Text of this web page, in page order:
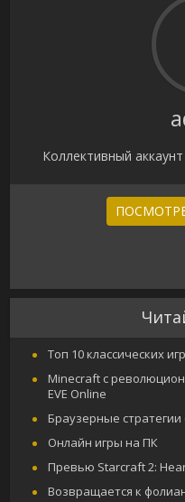
Коллективный
Топ 10 классических
Minecraft с
EVE Online
Браузерные стратегии
Онлайн игры на ПК
Превью Starcraft 2:
Возвращается к